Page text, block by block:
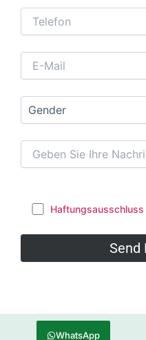
WhatsApp